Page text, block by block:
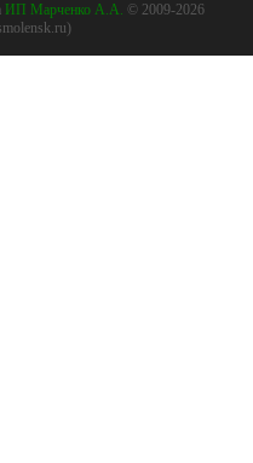
ИП Марченко А.А. © 2009-2026